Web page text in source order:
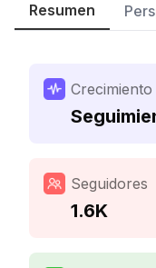
Resumen
Seguidores
1.6K